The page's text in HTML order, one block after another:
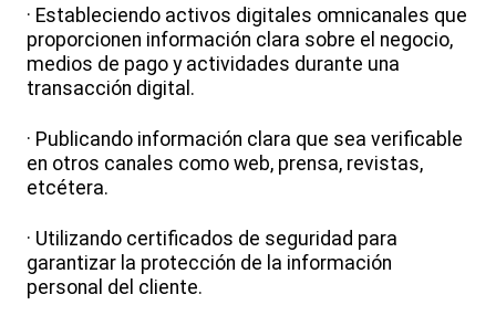
· Estableciendo activos digitales omnicanales que
proporcionen información clara sobre el negocio,
medios de pago y actividades durante una
transacción digital.
· Publicando información clara que sea verificable
en otros canales como web, prensa, revistas,
etcétera.
· Utilizando certificados de seguridad para
garantizar la protección de la información
personal del cliente.